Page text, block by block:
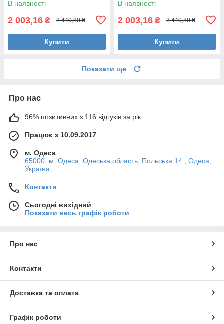
В наявності
2 003,16 ₴ 2 440,80 ₴
Купити
В наявності
2 003,16 ₴ 2 440,80 ₴
Купити
Показати ще
Про нас
96% позитивних з 116 відгуків за рік
Працює з 10.09.2017
м. Одеса
65000, м. Одеса, Одеська область, Польська 14 , Одеса,
Україна
Контакти
Сьогодні вихідний
Показати весь графік роботи
Про нас
Контакти
Доставка та оплата
Графік роботи